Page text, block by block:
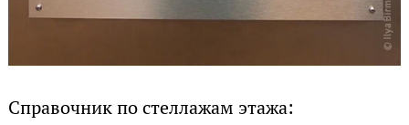
Справочник по стеллажам этажа: